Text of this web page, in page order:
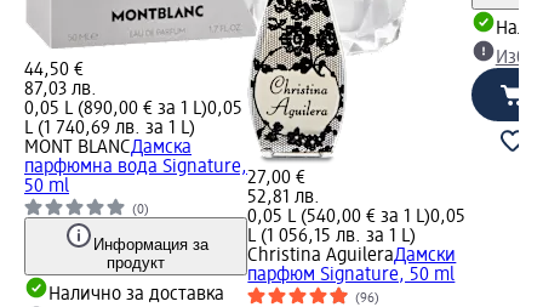
44,50 €
87,03 лв.
0,05 L (890,00 € за 1 L)0,05
L (1 740,69 лв. за 1 L)
MONT BLANCДамска
парфюмна вода Signature,
50 ml
(0)
Информация за
продукт
Налично за доставка
27,00 €
52,81 лв.
0,05 L (540,00 € за 1 L)0,05
L (1 056,15 лв. за 1 L)
Christina AguileraДамски
парфюм Signature, 50 ml
(96)